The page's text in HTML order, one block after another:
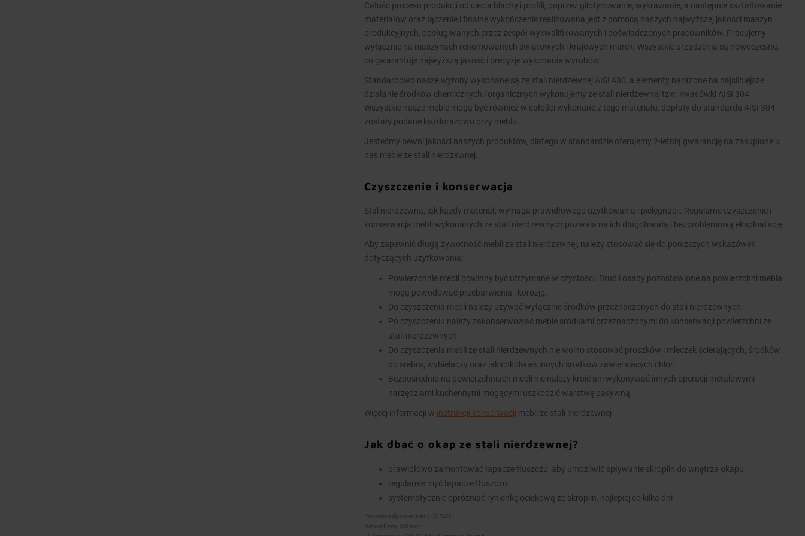
Całość procesu produkcji od ciecia blachy i profili, poprzez gilotynowanie, wykrawanie, a następnie kształtowanie
materiałów oraz łączenie i finalne wykończenie realizowana jest z pomocą naszych najwyższej jakości maszyn
produkcyjnych, obsługiwanych przez zespół wykwalifikowanych i doświadczonych pracowników. Pracujemy
wyłącznie na maszynach renomowanych światowych i krajowych marek. Wszystkie urządzenia są nowoczesne,
co gwarantuje najwyższą jakość i precyzje wykonania wyrobów.
Standardowo nasze wyroby wykonane są ze stali nierdzewnej AISI 430, a elementy narażone na najsilniejsze
działanie środków chemicznych i organicznych wykonujemy ze stali nierdzewnej tzw. kwasówki AISI 304.
Wszystkie nasze meble mogą być również w całości wykonane z tego materiału, dopłaty do standardu AISI 304
zostały podane każdorazowo przy meblu.
Jesteśmy pewni jakości naszych produktów, dlatego w standardzie oferujemy 2-letnią gwarancję na zakupione u
nas meble ze stali nierdzewnej.
Czyszczenie i konserwacja
Stal nierdzewna, jak każdy materiał, wymaga prawidłowego użytkowania i pielęgnacji. Regularne czyszczenie i
konserwacja mebli wykonanych ze stali nierdzewnych pozwala na ich długotrwałą i bezproblemową eksploatację.
Aby zapewnić długą żywotność mebli ze stali nierdzewnej, należy stosować się do poniższych wskazówek
dotyczących użytkowania:
Powierzchnie mebli powinny być utrzymane w czystości. Brud i osady pozostawione na powierzchni mebla
mogą powodować przebarwienia i korozję.
Do czyszczenia mebli należy używać wyłącznie środków przeznaczonych do stali nierdzewnych.
Po czyszczeniu należy zakonserwować meble środkami przeznaczonymi do konserwacji powierzchni ze
stali nierdzewnych.
Do czyszczenia mebli ze stali nierdzewnych nie wolno stosować proszków i mleczek ścierających, środków
do srebra, wybielaczy oraz jakichkolwiek innych środków zawierających chlor.
Bezpośrednio na powierzchniach mebli nie należy kroić ani wykonywać innych operacji metalowymi
narzędziami kuchennymi mogącymi uszkodzić warstwę pasywną.
Więcej informacji w instrukcji konserwacji mebli ze stali nierdzewnej
Jak dbać o okap ze stali nierdzewnej?
prawidłowo zamontować łapacze tłuszczu, aby umożliwić spływanie skroplin do wnętrza okapu
regularnie myć łapacze tłuszczu
systematycznie opróżniać rynienkę ociekową ze skroplin, najlepiej co kilka dni
Podmiot odpowiedzialny (GPSR):
Nazwa firmy: XXLinox